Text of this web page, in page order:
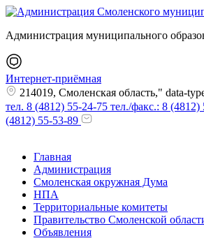
Администрация муниципального
Интернет-приёмная
214019, Смоленская область," data-
тел. 8 (4812) 55-24-75 тел./факс.: 8
(4812) 55-53-89
Главная
Администрация
Смоленская окружная Дума
НПА
Территориальные комитеты
Правительство Смоленской
Объявления